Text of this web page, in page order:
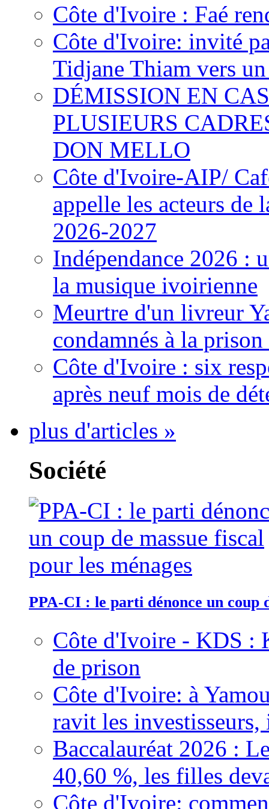
Côte d'Ivoire : Faé
Côte d'Ivoire: invité
Tidjane Thiam vers
DÉMISSION EN
PLUSIEURS
DON MELLO
Côte d'Ivoire-AIP/
appelle les acteurs de
2026-2027
Indépendance 2026 :
la musique ivoirienne
Meurtre d'un livreur
condamnés à la
Côte d'Ivoire : six
après neuf mois de
plus d'articles »
Société
PPA-CI : le parti dénonce un coup
Côte d'Ivoire - KDS :
de prison
Côte d'Ivoire: à
ravit les
Baccalauréat 2026 :
40,60 %, les filles
Côte d'Ivoire: